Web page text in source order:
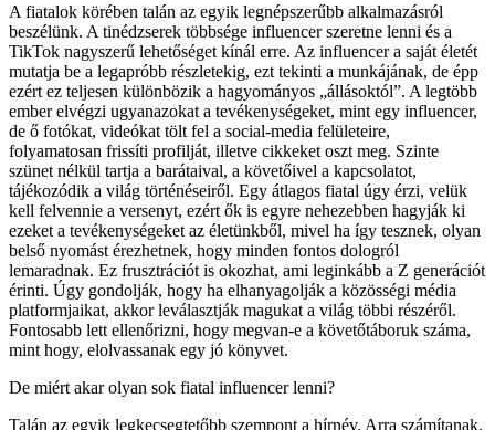
A fiatalok körében talán az egyik legnépszerűbb alkalmazásról
beszélünk. A tinédzserek többsége influencer szeretne lenni és a
TikTok nagyszerű lehetőséget kínál erre. Az influencer a saját életét
mutatja be a legapróbb részletekig, ezt tekinti a munkájának, de épp
ezért ez teljesen különbözik a hagyományos „állásoktól”. A legtöbb
ember elvégzi ugyanazokat a tevékenységeket, mint egy influencer,
de ő fotókat, videókat tölt fel a social-media felületeire,
folyamatosan frissíti profilját, illetve cikkeket oszt meg. Szinte
szünet nélkül tartja a barátaival, a követőivel a kapcsolatot,
tájékozódik a világ történéseiről. Egy átlagos fiatal úgy érzi, velük
kell felvennie a versenyt, ezért ők is egyre nehezebben hagyják ki
ezeket a tevékenységeket az életünkből, mivel ha így tesznek, olyan
belső nyomást érezhetnek, hogy minden fontos dologról
lemaradnak. Ez frusztrációt is okozhat, ami leginkább a Z generációt
érinti. Úgy gondolják, hogy ha elhanyagolják a közösségi média
platformjaikat, akkor leválasztják magukat a világ többi részéről.
Fontosabb lett ellenőrizni, hogy megvan-e a követőtáboruk száma,
mint hogy, elolvassanak egy jó könyvet.
De miért akar olyan sok fiatal influencer lenni?
Talán az egyik legkecsegtetőbb szempont a hírnév. Arra számítanak,